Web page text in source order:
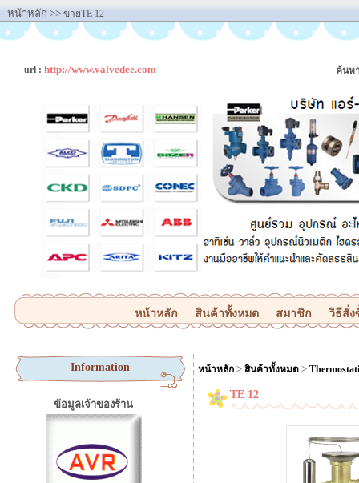
หน้าหลัก >> ขายTE 12
url : http://www.valvedee.com ค้นห
หน้าหลัก สินค้าทั้งหมด สมาชิก วิธีสั่
Information
ข้อมูลเจ้าของร้าน
หน้าหลัก > สินค้าทั้งหมด >
TE 12